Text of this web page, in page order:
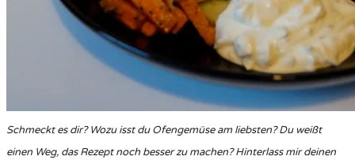
Schmeckt es dir? Wozu isst du Ofengemüse am liebsten? Du weißt
einen Weg, das Rezept noch besser zu machen? Hinterlass mir deinen